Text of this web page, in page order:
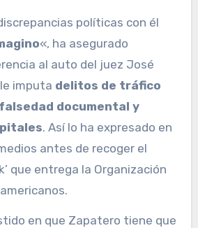
políticas con él
«, ha asegurado
al auto del juez José
imputa delitos de tráfico
documental y
. Así lo ha expresado en
antes de recoger el
que entrega la Organización
en que Zapatero tiene que